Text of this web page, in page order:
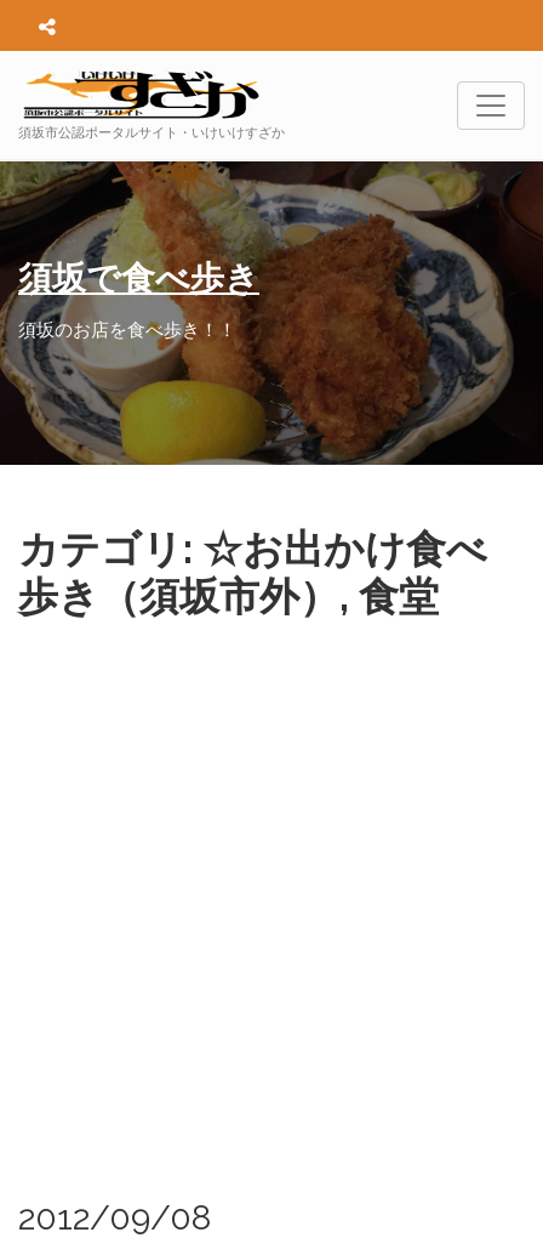
須坂市公認ポータルサイト・いけいけすざか
須坂で食べ歩き
須坂のお店を食べ歩き！！
カテゴリ: ☆お出かけ食べ
歩き（須坂市外）, 食堂
2012/09/08